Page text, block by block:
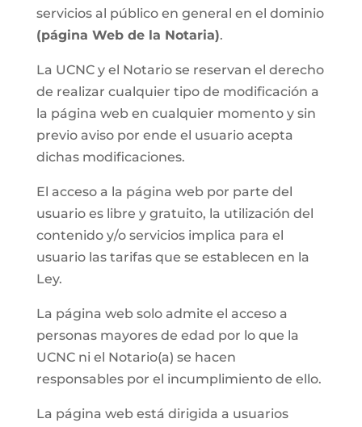
servicios al público en general en el dominio
(página Web de la Notaria).
La UCNC y el Notario se reservan el derecho
de realizar cualquier tipo de modificación a
la página web en cualquier momento y sin
previo aviso por ende el usuario acepta
dichas modificaciones.
El acceso a la página web por parte del
usuario es libre y gratuito, la utilización del
contenido y/o servicios implica para el
usuario las tarifas que se establecen en la
Ley.
La página web solo admite el acceso a
personas mayores de edad por lo que la
UCNC ni el Notario(a) se hacen
responsables por el incumplimiento de ello.
La página web está dirigida a usuarios